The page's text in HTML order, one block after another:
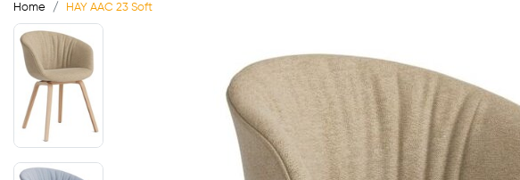
Home HAY AAC 23 Soft